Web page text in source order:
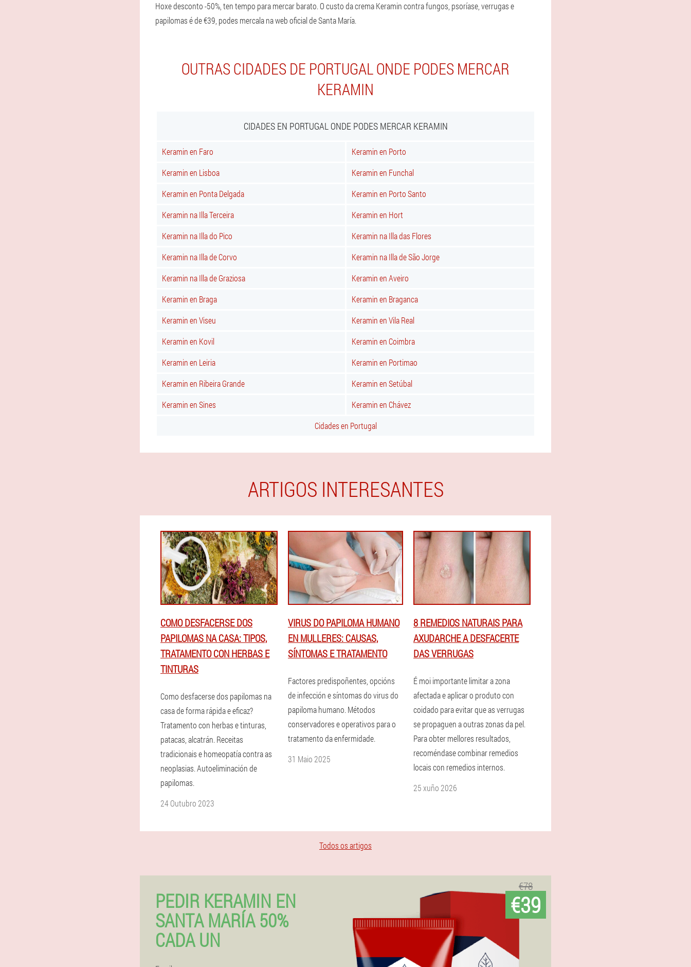
Hoxe desconto -50%, ten tempo para mercar barato. O custo da crema Keramin contra fungos, psoríase, verrugas e
papilomas é de €39, podes mercala na web oficial de Santa María.
OUTRAS CIDADES DE PORTUGAL ONDE PODES MERCAR
KERAMIN
CIDADES EN PORTUGAL ONDE PODES MERCAR KERAMIN
Keramin en Faro
Keramin en Porto
Keramin en Lisboa
Keramin en Funchal
Keramin en Ponta Delgada
Keramin en Porto Santo
Keramin na Illa Terceira
Keramin en Hort
Keramin na Illa do Pico
Keramin na Illa das Flores
Keramin na Illa de Corvo
Keramin na Illa de São Jorge
Keramin na Illa de Graziosa
Keramin en Aveiro
Keramin en Braga
Keramin en Braganca
Keramin en Viseu
Keramin en Vila Real
Keramin en Kovil
Keramin en Coimbra
Keramin en Leiria
Keramin en Portimao
Keramin en Ribeira Grande
Keramin en Setúbal
Keramin en Sines
Keramin en Chávez
Cidades en Portugal
ARTIGOS INTERESANTES
COMO DESFACERSE DOS
PAPILOMAS NA CASA: TIPOS,
TRATAMENTO CON HERBAS E
TINTURAS
Como desfacerse dos papilomas na
casa de forma rápida e eficaz?
Tratamento con herbas e tinturas,
patacas, alcatrán. Receitas
tradicionais e homeopatía contra as
neoplasias. Autoeliminación de
papilomas.
24 Outubro 2023
VIRUS DO PAPILOMA HUMANO
EN MULLERES: CAUSAS,
SÍNTOMAS E TRATAMENTO
Factores predispoñentes, opcións
de infección e síntomas do virus do
papiloma humano. Métodos
conservadores e operativos para o
tratamento da enfermidade.
31 Maio 2025
8 REMEDIOS NATURAIS PARA
AXUDARCHE A DESFACERTE
DAS VERRUGAS
É moi importante limitar a zona
afectada e aplicar o produto con
coidado para evitar que as verrugas
se propaguen a outras zonas da pel.
Para obter mellores resultados,
recoméndase combinar remedios
locais con remedios internos.
25 xuño 2026
Todos os artigos
PEDIR KERAMIN EN
SANTA MARÍA 50%
CADA UN
€78
€39